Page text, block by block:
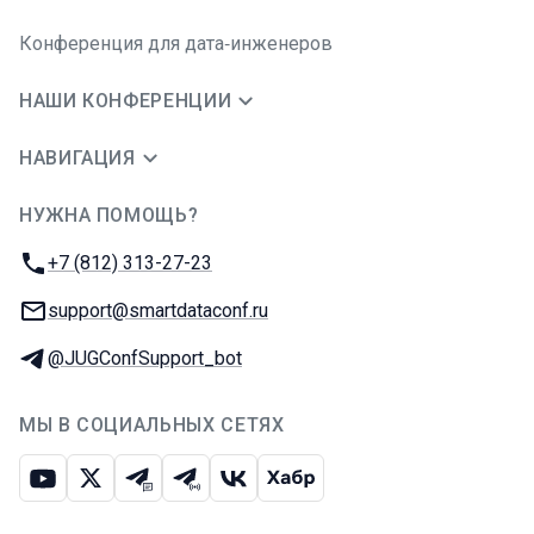
Конференция для дата‑инженеров
НАШИ КОНФЕРЕНЦИИ
НАВИГАЦИЯ
НУЖНА ПОМОЩЬ?
Телефон:
+7 (812) 313-27-23
E-mail:
support@smartdataconf.ru
Телеграм:
@JUGConfSupport_bot
МЫ В СОЦИАЛЬНЫХ СЕТЯХ
ЮтубИкс Телеграм-чат
Телеграм-канал
ВКонтакте
Хабр